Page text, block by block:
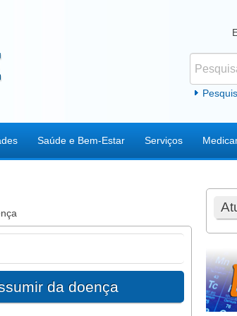
Saúde e Bem-Estar Serviços
da doença